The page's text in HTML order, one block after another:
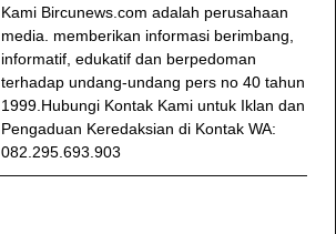
Kami Bircunews.com adalah perusahaan
media. memberikan informasi berimbang,
informatif, edukatif dan berpedoman
terhadap undang-undang pers no 40 tahun
1999.Hubungi Kontak Kami untuk Iklan dan
Pengaduan Keredaksian di Kontak WA:
082.295.693.903